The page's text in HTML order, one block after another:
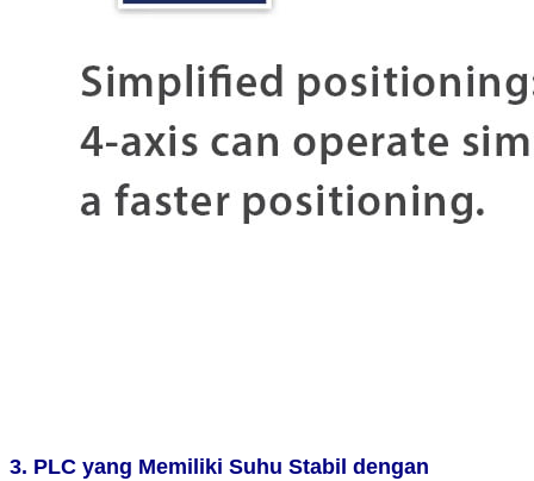
3. PLC yang Memiliki Suhu Stabil dengan